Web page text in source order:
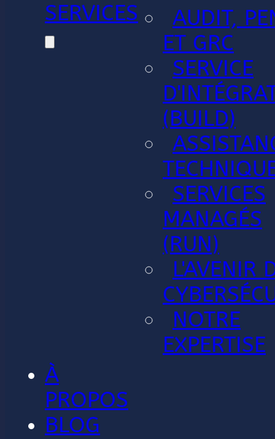
SERVICES
AUDIT,
ET GRC
SERVICE
(BUILD)
SERVICES
MANAGÉS
(RUN)
L'AVENIR
NOTRE
EXPERTISE
À
PROPOS
BLOG